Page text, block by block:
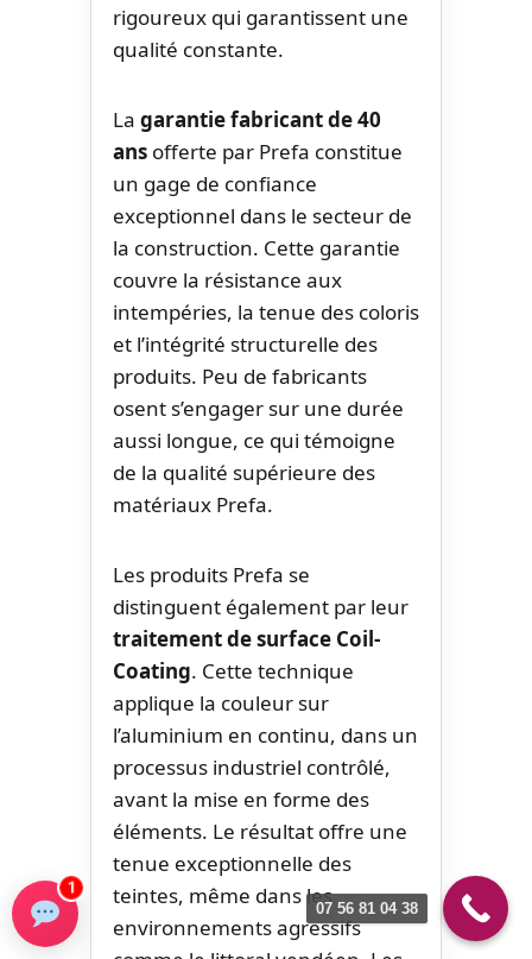
rigoureux qui garantissent une
qualité constante.
La garantie fabricant de 40
ans offerte par Prefa constitue
un gage de confiance
exceptionnel dans le secteur de
la construction. Cette garantie
couvre la résistance aux
intempéries, la tenue des coloris
et l’intégrité structurelle des
produits. Peu de fabricants
osent s’engager sur une durée
aussi longue, ce qui témoigne
de la qualité supérieure des
matériaux Prefa.
Les produits Prefa se
distinguent également par leur
traitement de surface Coil-
Coating. Cette technique
applique la couleur sur
l’aluminium en continu, dans un
processus industriel contrôlé,
avant la mise en forme des
éléments. Le résultat offre une
tenue exceptionnelle des
teintes, même dans les
environnements agressifs
07 56 81 04 38
1